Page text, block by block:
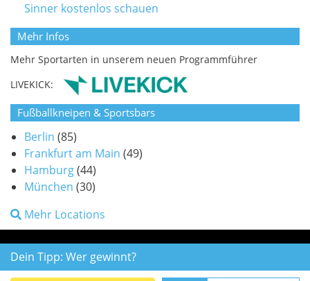
Sinner kostenlos schauen
Mehr Infos
Mehr Sportarten in unserem neuen Programmführer
LIVEKICK:
Fußballkneipen & Sportsbars
Berlin (85)
Frankfurt am Main (49)
Hamburg(44)
München (30)
Mehr Locations
Dein Tipp: Wer gewinnt?